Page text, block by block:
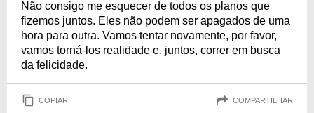
Não consigo me esquecer de todos os planos que
fizemos juntos. Eles não podem ser apagados de uma
hora para outra. Vamos tentar novamente, por favor,
vamos torná-los realidade e, juntos, correr em busca
da felicidade.
COPIAR COMPARTILHAR